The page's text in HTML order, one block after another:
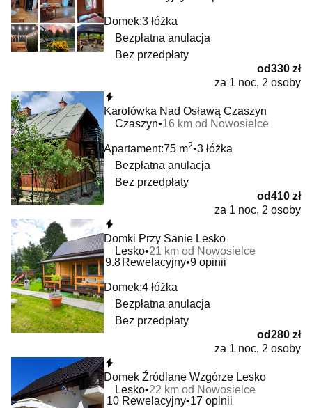
Domek:3 łóżka
Bezpłatna anulacja
Bez przedpłaty
od330 zł
za 1 noc, 2 osoby
Karolówka Nad Osławą Czaszyn
Czaszyn 16 km od Nowosielce
Apartament:75 m2 3 łóżka
Bezpłatna anulacja
Bez przedpłaty
od410 zł
za 1 noc, 2 osoby
Domki Przy Sanie Lesko
Lesko 21 km od Nowosielce
9.8 Rewelacyjny 9 opinii
Domek:4 łóżka
Bezpłatna anulacja
Bez przedpłaty
od280 zł
za 1 noc, 2 osoby
Domek Źródlane Wzgórze Lesko
Lesko 22 km od Nowosielce
10 Rewelacyjny 17 opinii